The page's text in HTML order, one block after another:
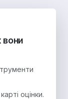
вони
оцінки.